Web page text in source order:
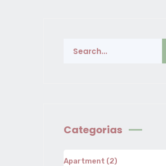
Categorias
Apartment (2)